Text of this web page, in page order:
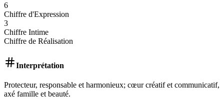
6
Chiffre d'Expression
3
Chiffre Intime
Chiffre de Réalisation
Interprétation
Protecteur, responsable et harmonieux; cœur créatif et communicatif,
axé famille et beauté.